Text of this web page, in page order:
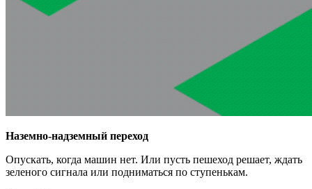
Наземно-надземный переход
Опускать, когда машин нет. Или пусть пешеход решает, ждать
зеленого сигнала или подниматься по ступенькам.